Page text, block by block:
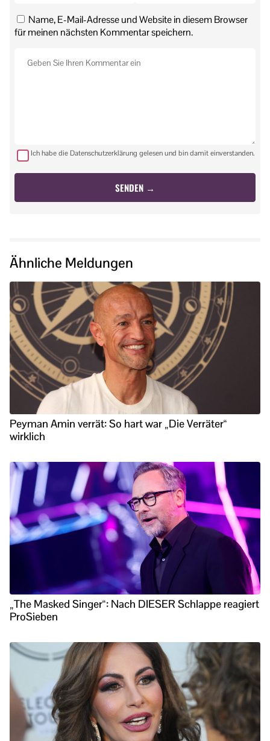
Name, E-Mail-Adresse und Website in diesem Browser
für meinen nächsten Kommentar speichern.
Ich habe die Datenschutzerklärung gelesen und bin damit einverstanden.
Ähnliche Meldungen
Peyman Amin verrät: So hart war „Die Verräter“
wirklich
„The Masked Singer“: Nach DIESER Schlappe reagiert
ProSieben